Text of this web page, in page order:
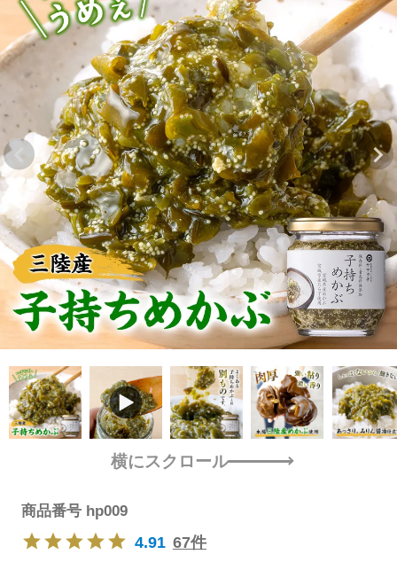
Previous
横にスクロール
商品番号 hp009
4.91 67件